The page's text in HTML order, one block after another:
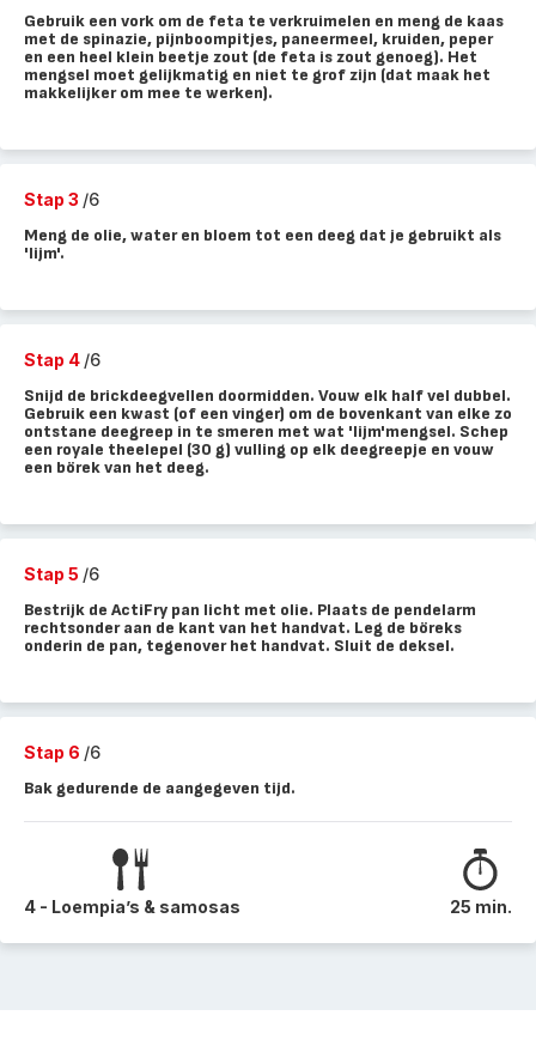
Gebruik een vork om de feta te verkruimelen en meng de kaas
met de spinazie, pijnboompitjes, paneermeel, kruiden, peper
en een heel klein beetje zout (de feta is zout genoeg). Het
mengsel moet gelijkmatig en niet te grof zijn (dat maak het
makkelijker om mee te werken).
Stap 3 /6
Meng de olie, water en bloem tot een deeg dat je gebruikt als
'lijm'.
Stap 4 /6
Snijd de brickdeegvellen doormidden. Vouw elk half vel dubbel.
Gebruik een kwast (of een vinger) om de bovenkant van elke zo
ontstane deegreep in te smeren met wat 'lijm'mengsel. Schep
een royale theelepel (30 g) vulling op elk deegreepje en vouw
een börek van het deeg.
Stap 5 /6
Bestrijk de ActiFry pan licht met olie. Plaats de pendelarm
rechtsonder aan de kant van het handvat. Leg de böreks
onderin de pan, tegenover het handvat. Sluit de deksel.
Stap 6 /6
Bak gedurende de aangegeven tijd.
4 - Loempia’s & samosas 25 min.